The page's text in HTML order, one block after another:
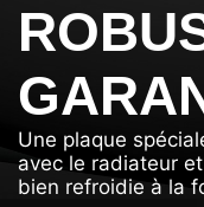
Une plaque
avec le radiateur
bien refroidie à la